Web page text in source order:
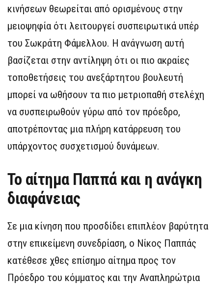
κινήσεων θεωρείται από ορισμένους στην
μειοψηφία ότι λειτουργεί συσπειρωτικά υπέρ
του Σωκράτη Φάμελλου. Η ανάγνωση αυτή
βασίζεται στην αντίληψη ότι οι πιο ακραίες
τοποθετήσεις του ανεξάρτητου βουλευτή
μπορεί να ωθήσουν τα πιο μετριοπαθή στελέχη
να συσπειρωθούν γύρω από τον πρόεδρο,
αποτρέποντας μια πλήρη κατάρρευση του
υπάρχοντος συσχετισμού δυνάμεων.
Το αίτημα Παππά και η ανάγκη
διαφάνειας
Σε μια κίνηση που προσδίδει επιπλέον βαρύτητα
στην επικείμενη συνεδρίαση, ο Νίκος Παππάς
κατέθεσε χθες επίσημο αίτημα προς τον
Πρόεδρο του κόμματος και την Αναπληρώτρια